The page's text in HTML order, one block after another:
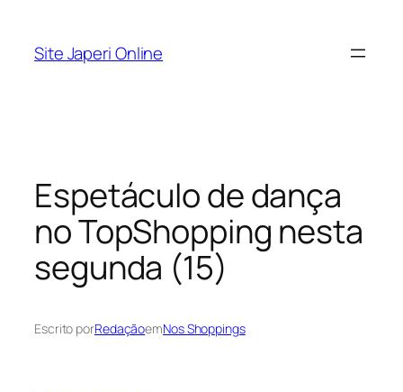
Site Japeri Online
Espetáculo de dança
no TopShopping nesta
segunda (15)
Escrito porRedaçãoemNos Shoppings